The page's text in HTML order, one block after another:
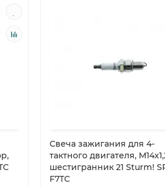
Свеча зажигания для 4-
тактного двигателя,
шестигранник 21 Sturm!
F7TC